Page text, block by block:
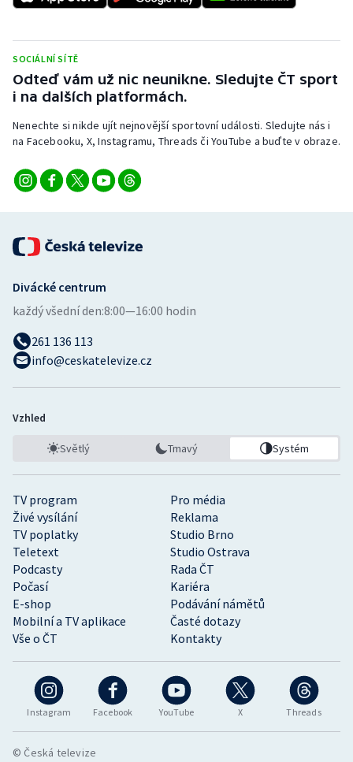
SOCIÁLNÍ SÍTĚ
Odteď vám už nic neunikne. Sledujte ČT sport
i na dalších platformách.
Nenechte si nikde ujít nejnovější sportovní události. Sledujte nás i
na Facebooku, X, Instagramu, Threads či YouTube a buďte v obraze.
Instagram Facebook YouTube X Threads
TV program
Pro média
Živé vysílání
Reklama
TV poplatky
Studio Brno
Teletext
Studio Ostrava
Podcasty
Rada ČT
Počasí
Kariéra
E-shop
Podávání námětů
Mobilní a TV aplikace
Časté dotazy
Vše o ČT
Kontakty
Divácké centrum
každý všední den:8:00—16:00 hodin
261 136 113
info@ceskatelevize.cz
Vzhled
Světlý Tmavý Systém
© Česká televize